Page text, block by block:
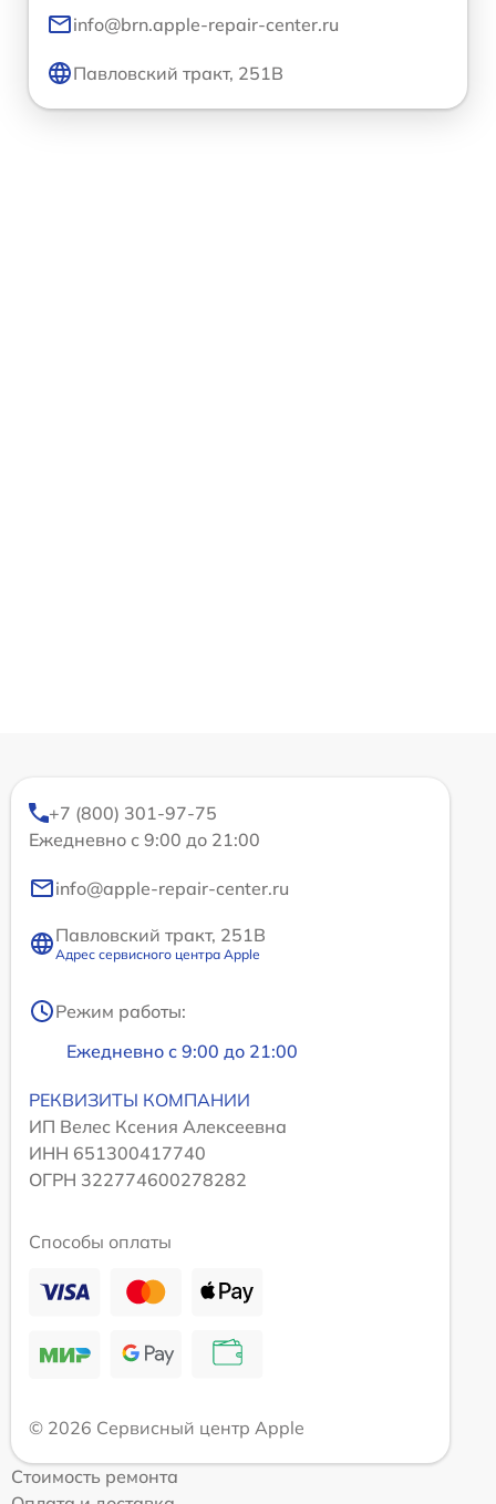
info@brn.apple-repair-center.ru
Павловский тракт, 251В
+7 (800) 301-97-75
Ежедневно с 9:00 до 21:00
info@apple-repair-center.ru
Павловский тракт, 251В
Адрес сервисного центра Apple
Режим работы:
Ежедневно с 9:00 до 21:00
РЕКВИЗИТЫ КОМПАНИИ
ИП Велес Ксения Алексеевна
ИНН 651300417740
ОГРН 322774600278282
Способы оплаты
© 2026 Сервисный центр Apple
Стоимость ремонта